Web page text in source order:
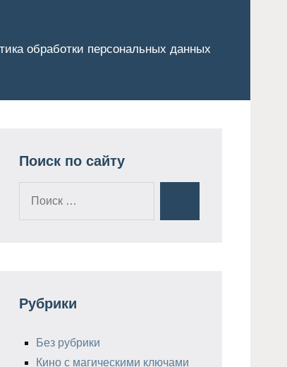
обработки персональных данных
Поиск по сайту
Рубрики
Без рубрики
Кино с магическими ключами